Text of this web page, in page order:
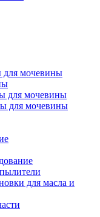
для мочевины
для мочевины
для мочевины
для масла и